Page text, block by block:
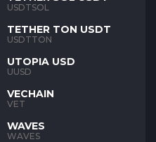
USDTSOL
TETHER TON USDT
USDTTON
UTOPIA USD
UUSD
VECHAIN
VET
WAVES
WAVES